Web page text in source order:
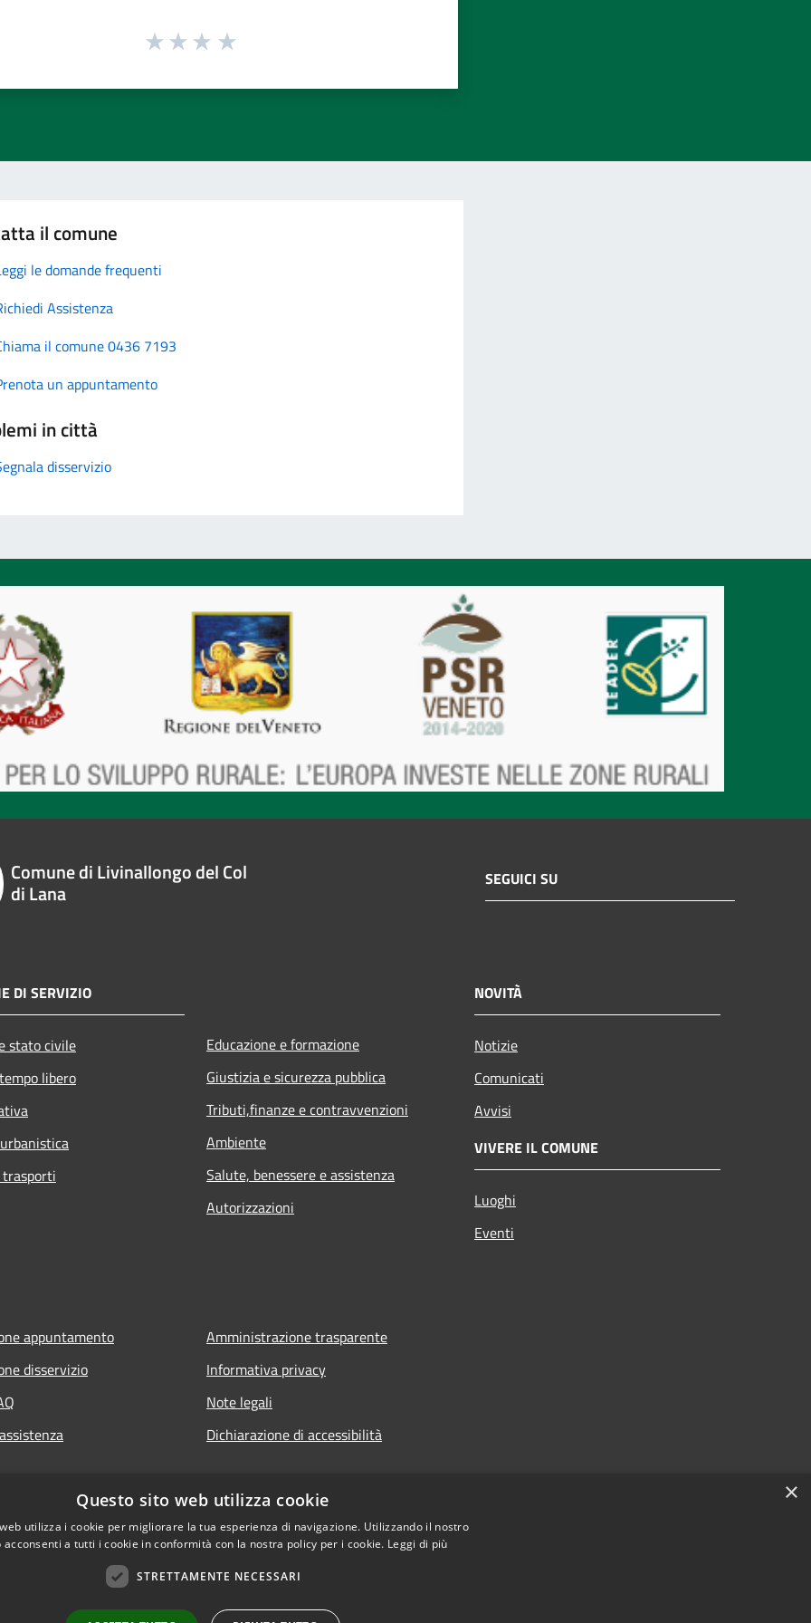
il comune
le domande frequenti
Assistenza
il comune 0436 7193
un appuntamento
in città
disservizio
Comune di Livinallongo del Col
di Lana
SEGUICI SU
DI SERVIZIO
stato civile
libero
Educazione e formazione
Giustizia e sicurezza pubblica
Tributi,finanze e contravvenzioni
Ambiente
Salute, benessere e assistenza
Autorizzazioni
NOVITÀ
Notizie
Comunicati
Avvisi
VIVERE IL COMUNE
Luoghi
Eventi
appuntamento
disservizio
Amministrazione trasparente
Informativa privacy
Note legali
Dichiarazione di accessibilità
×
Questo sito web utilizza cookie
utilizza i cookie per migliorare la tua esperienza di navigazione. Utilizzando il nostro
acconsenti a tutti i cookie in conformità con la nostra policy per i cookie. Leggi di più
STRETTAMENTE NECESSARI